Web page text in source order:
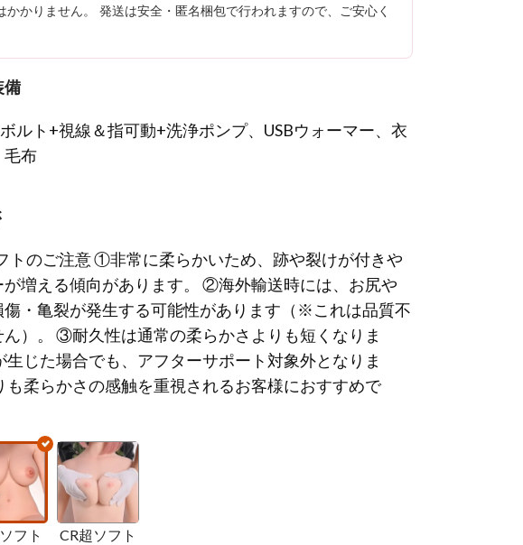
かかりません。 発送は安全・匿名梱包で行われますので、ご安心く
備
ルト+視線＆指可動+洗浄ポンプ、USBウォーマー、衣
毛布
トのご注意 ①非常に柔らかいため、跡や裂けが付きや
増える傾向があります。 ②海外輸送時には、お尻や
傷・亀裂が発生する可能性があります（※これは品質不
ん）。 ③耐久性は通常の柔らかさよりも短くなりま
じた場合でも、アフターサポート対象外となりま
柔らかさの感触を重視されるお客様におすすめで
フト CR超ソフト